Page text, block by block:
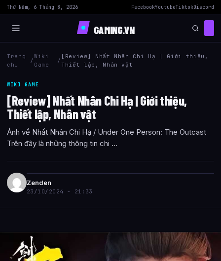
Thứ Năm, 6 Tháng 8, 2026 FacebookYoutubeTiktokDiscord
GAMING.VN
Trang
chu
/
Wiki
Game
/
[Review] Nhất Nhân Chi Hạ | Giới thiệu,
Thiết lập, Nhân vật
WIKI GAME
[Review] Nhất Nhân Chi Hạ | Giới thiệu,
Thiết lập, Nhân vật
Ảnh về Nhất Nhân Chi Hạ / Under One Person: The Outcast
Trên đây là những thông tin chi ...
Zenden
23/10/2024 - 21:33